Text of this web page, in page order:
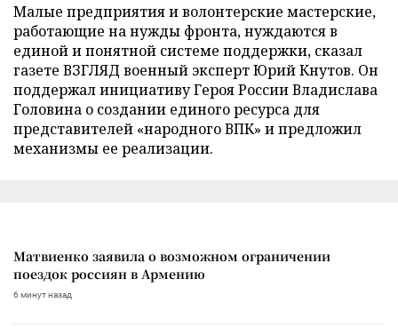
Малые предприятия и волонтерские мастерские,
работающие на нужды фронта, нуждаются в
единой и понятной системе поддержки, сказал
газете ВЗГЛЯД военный эксперт Юрий Кнутов. Он
поддержал инициативу Героя России Владислава
Головина о создании единого ресурса для
представителей «народного ВПК» и предложил
механизмы ее реализации.
Матвиенко заявила о возможном ограничении
поездок россиян в Армению
6 минут назад